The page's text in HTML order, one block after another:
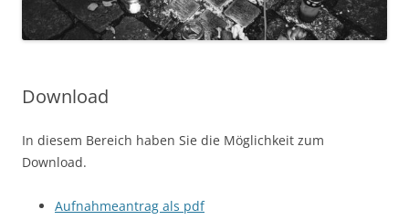
Download
In diesem Bereich haben Sie die Möglichkeit zum
Download.
Aufnahmeantrag als pdf